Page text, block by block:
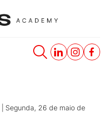
Segunda, 26 de maio de